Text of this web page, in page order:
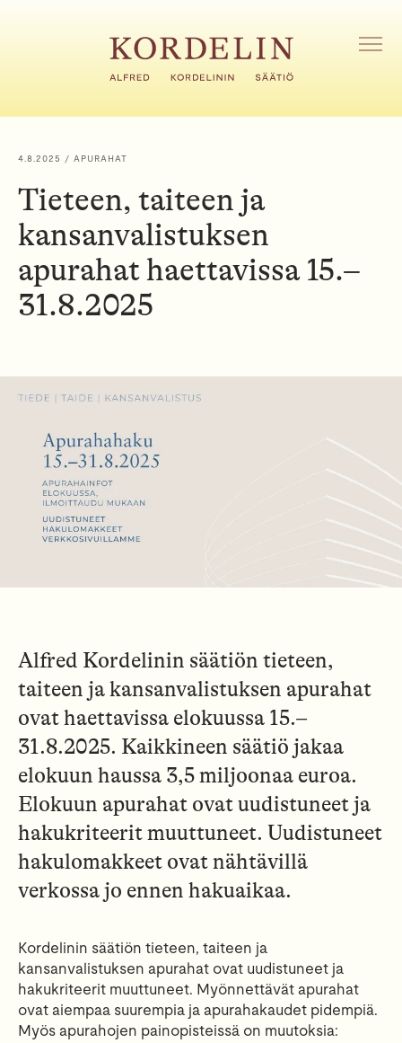
ä
A
V
4.8.2025 / APURAHAT
Tieteen, taiteen ja
kansanvalistuksen
apurahat haettavissa 15.–
31.8.2025
Alfred Kordelinin säätiön tieteen,
taiteen ja kansanvalistuksen apurahat
ovat haettavissa elokuussa 15.–
31.8.2025. Kaikkineen säätiö jakaa
elokuun haussa 3,5 miljoonaa euroa.
Elokuun apurahat ovat uudistuneet ja
hakukriteerit muuttuneet. Uudistuneet
hakulomakkeet ovat nähtävillä
verkossa jo ennen hakuaikaa.
Kordelinin säätiön tieteen, taiteen ja
kansanvalistuksen apurahat ovat uudistuneet ja
hakukriteerit muuttuneet. Myönnettävät apurahat
ovat aiempaa suurempia ja apurahakaudet pidempiä.
Myös apurahojen painopisteissä on muutoksia: